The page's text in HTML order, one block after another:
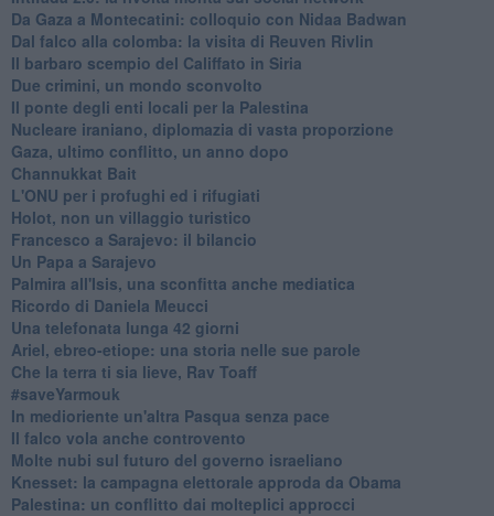
Da Gaza a Montecatini: colloquio con Nidaa Badwan
Dal falco alla colomba: la visita di Reuven Rivlin
Il barbaro scempio del Califfato in Siria
Due crimini, un mondo sconvolto
Il ponte degli enti locali per la Palestina
Nucleare iraniano, diplomazia di vasta proporzione
Gaza, ultimo conflitto, un anno dopo
Channukkat Bait
L'ONU per i profughi ed i rifugiati
Holot, non un villaggio turistico
Francesco a Sarajevo: il bilancio
Un Papa a Sarajevo
Palmira all'Isis, una sconfitta anche mediatica
Ricordo di Daniela Meucci
​Una telefonata lunga 42 giorni
​Ariel, ebreo-etiope: una storia nelle sue parole
Che la terra ti sia lieve, Rav Toaff
​#saveYarmouk
​In medioriente un'altra Pasqua senza pace
​Il falco vola anche controvento
Molte nubi sul futuro del governo israeliano
Knesset: la campagna elettorale approda da Obama
Palestina: un conflitto dai molteplici approcci